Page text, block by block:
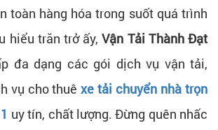
toàn hàng hóa trong suốt quá trình
hiểu trăn trở ấy,Vận Tải Thành Đạt
đa dạng các gói dịch vụ vận tải,
vụ cho thuêxe tải chuyển nhà trọn
uy tín, chất lượng. Đừng quên nhấc